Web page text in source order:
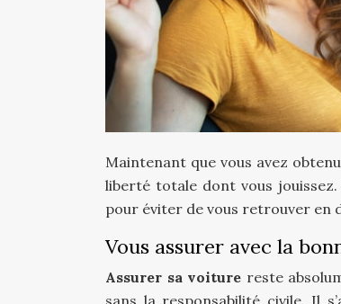
Maintenant que vous avez obtenu
liberté totale dont vous
pour éviter de vous retrouver en
Vous assurer avec la
Assurer sa voiture reste